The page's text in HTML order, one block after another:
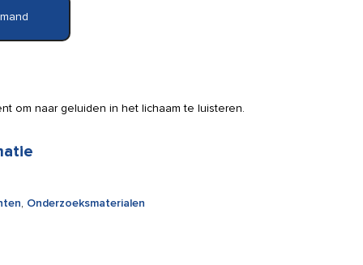
om naar geluiden in het lichaam te luisteren.
, Onderzoeksmaterialen